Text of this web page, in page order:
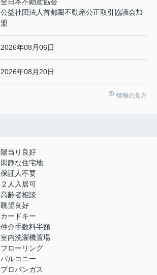
公益社団法人首都圏不動産公正取引協議会加
盟
2026年08月06日
2026年08月20日
情報の見方
陽当り良好
閑静な住宅地
保証人不要
２人入居可
高齢者相談
眺望良好
カードキー
仲介手数料半額
室内洗濯機置場
フローリング
バルコニー
プロパンガス